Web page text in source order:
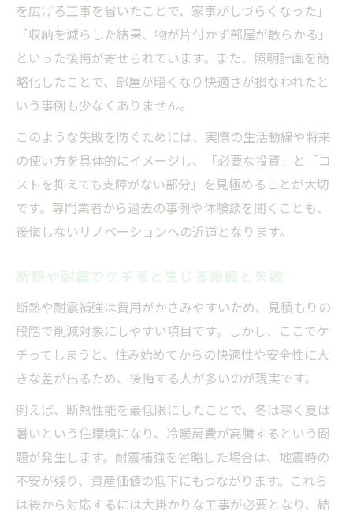
を広げる工事を省いたことで、家事がしづらくなった」
「収納を減らした結果、物が片付かず部屋が散らかる」
といった後悔が寄せられています。また、照明計画を簡
略化したことで、部屋が暗くなり快適さが損なわれたと
いう事例も少なくありません。
このような失敗を防ぐためには、実際の生活動線や将来
の使い方を具体的にイメージし、「必要な投資」と「コ
ストを抑えても支障がない部分」を見極めることが大切
です。専門業者から過去の事例や体験談を聞くことも、
後悔しないリノベーションへの近道となります。
断熱や耐震でケチると生じる後悔と失敗
断熱や耐震補強は費用がかさみやすいため、見積もりの
段階で削減対象にしやすい項目です。しかし、ここでケ
チってしまうと、住み始めてからの快適性や安全性に大
きな差が出るため、後悔する人が多いのが現実です。
例えば、断熱性能を最低限にしたことで、冬は寒く夏は
暑いという住環境になり、冷暖房費が高騰するという問
題が発生します。耐震補強を省略した場合は、地震時の
不安が残り、資産価値の低下にもつながります。これら
は後から対応するには大掛かりな工事が必要となり、結